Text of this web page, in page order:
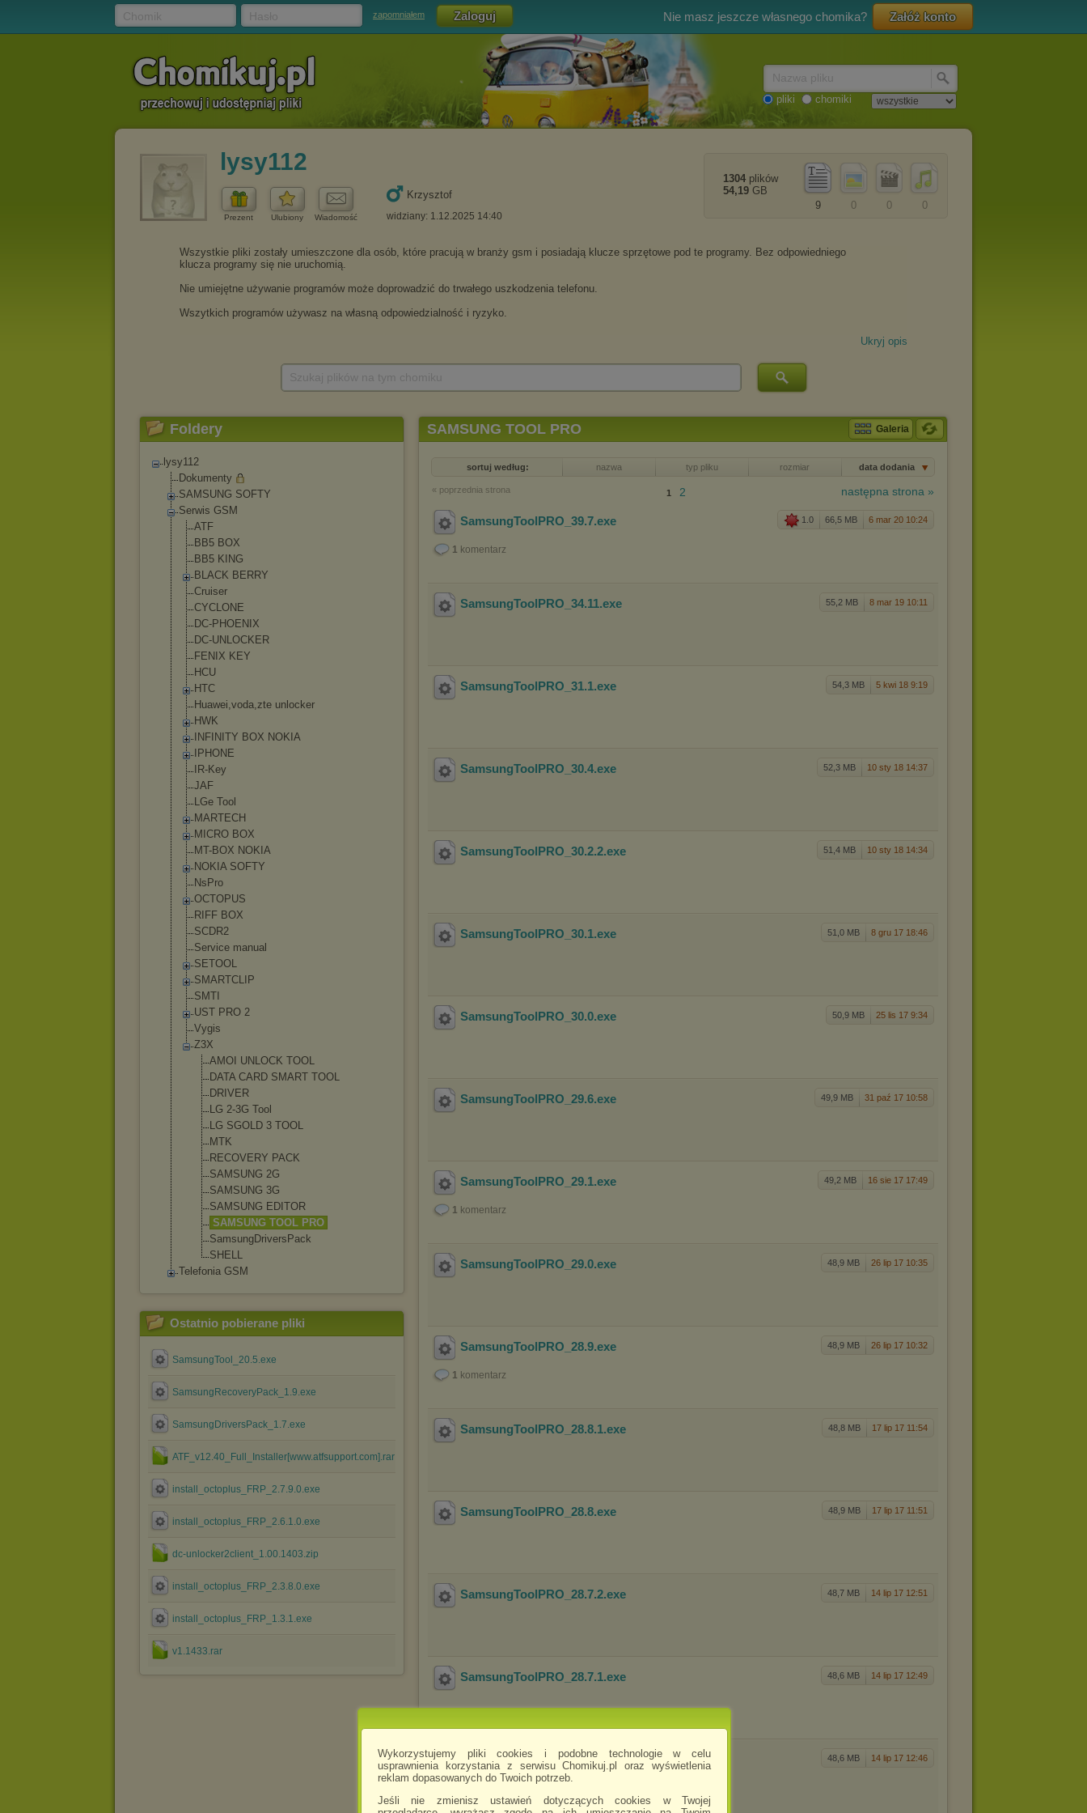
Wykorzystujemy pliki cookies i podobne technologie w celu
usprawnienia korzystania z serwisu Chomikuj.pl oraz wyświetlenia
reklam dopasowanych do Twoich potrzeb.
Jeśli nie zmienisz ustawień dotyczących cookies w Twojej
zapomniałem Nie masz jeszcze własnego chomika? Załóż konto
pliki chomiki
lysy112
Prezent Ulubiony Wiadomość
Krzysztof
widziany: 1.12.2025 14:40
0
0
0
9
1304 plików
54,19 GB
Ukryj opis
Foldery
lysy112
Dokumenty
SAMSUNG SOFTY
Serwis GSM
ATF
BB5 BOX
BB5 KING
BLACK BERRY
Cruiser
CYCLONE
DC-PHOENIX
DC-UNLOCKER
FENIX KEY
HCU
HTC
Huawei,voda,zte unlocker
HWK
INFINITY BOX NOKIA
IPHONE
IR-Key
JAF
LGe Tool
MARTECH
MICRO BOX
MT-BOX NOKIA
NOKIA SOFTY
NsPro
OCTOPUS
RIFF BOX
SCDR2
Service manual
SETOOL
SMARTCLIP
SMTI
UST PRO 2
Vygis
Z3X
AMOI UNLOCK TOOL
DATA CARD SMART TOOL
DRIVER
LG 2-3G Tool
LG SGOLD 3 TOOL
MTK
RECOVERY PACK
SAMSUNG 2G
SAMSUNG 3G
SAMSUNG EDITOR
SAMSUNG TOOL PRO
SamsungDriversPack
SHELL
Telefonia GSM
Ostatnio pobierane pliki
SamsungTool_20.5.exe
SamsungRecoveryPack_1.9.exe
SamsungDriversPack_1.7.exe
ATF_v12.40_Full_Installer[www.atfsupport.com].rar
install_octoplus_FRP_2.7.9.0.exe
install_octoplus_FRP_2.6.1.0.exe
dc-unlocker2client_1.00.1403.zip
install_octoplus_FRP_2.3.8.0.exe
install_octoplus_FRP_1.3.1.exe
v1.1433.rar
SAMSUNG TOOL PRO Galeria
sortuj według: nazwa typ pliku rozmiar data dodania
« poprzednia strona następna strona »
1 2
1.0 66,5 MB 6 mar 20 10:24
SamsungToolPRO_39.7.exe
1 komentarz
55,2 MB 8 mar 19 10:11
SamsungToolPRO_34.11.exe
54,3 MB 5 kwi 18 9:19
SamsungToolPRO_31.1.exe
52,3 MB 10 sty 18 14:37
SamsungToolPRO_30.4.exe
51,4 MB 10 sty 18 14:34
SamsungToolPRO_30.2.2.exe
51,0 MB 8 gru 17 18:46
SamsungToolPRO_30.1.exe
50,9 MB 25 lis 17 9:34
SamsungToolPRO_30.0.exe
49,9 MB 31 paź 17 10:58
SamsungToolPRO_29.6.exe
49,2 MB 16 sie 17 17:49
SamsungToolPRO_29.1.exe
1 komentarz
48,9 MB 26 lip 17 10:35
SamsungToolPRO_29.0.exe
48,9 MB 26 lip 17 10:32
SamsungToolPRO_28.9.exe
1 komentarz
48,8 MB 17 lip 17 11:54
SamsungToolPRO_28.8.1.exe
48,9 MB 17 lip 17 11:51
SamsungToolPRO_28.8.exe
48,7 MB 14 lip 17 12:51
SamsungToolPRO_28.7.2.exe
48,6 MB 14 lip 17 12:49
SamsungToolPRO_28.7.1.exe
48,6 MB 14 lip 17 12:46
SamsungToolPRO_28.7.exe